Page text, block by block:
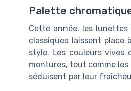
Palette
Cette année, les
classiques laissent place
style. Les couleurs vives
montures, tout comme
séduisent par leur